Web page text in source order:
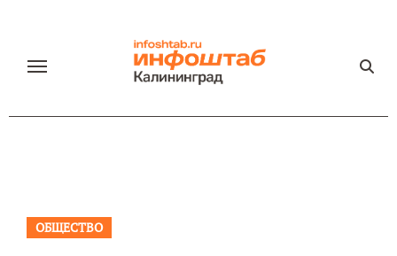
содержанию
ОБЩЕСТВО